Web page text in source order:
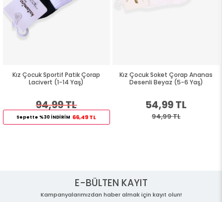
Kız Çocuk Sportif Patik Çorap
Lacivert (1-14 Yaş)
94,99 TL
Sepette %30 İNDİRİM 66,49 TL
Kız Çocuk Soket Çorap Ananas
Desenli Beyaz (5-6 Yaş)
54,99 TL
94,99 TL
E-BÜLTEN KAYIT
Kampanyalarımızdan haber almak için kayıt olun!